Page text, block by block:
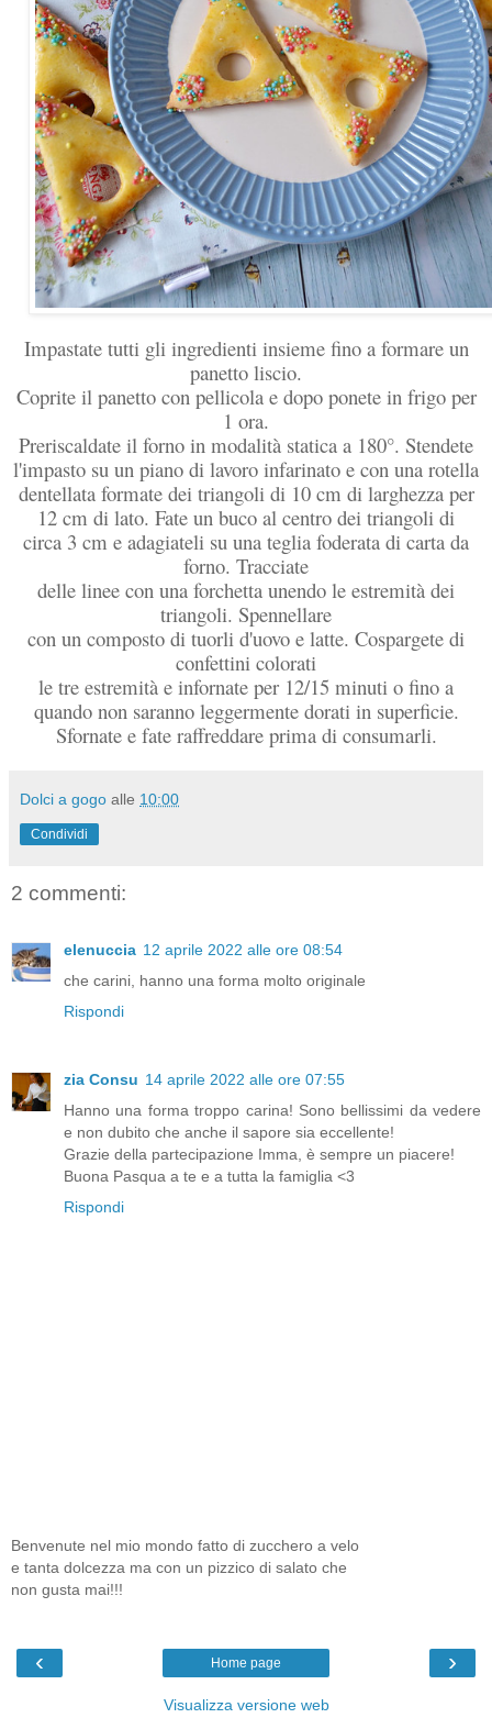
Impastate tutti gli ingredienti insieme fino a formare un
panetto liscio.
Coprite il panetto con pellicola e dopo ponete in frigo per
1 ora.
Preriscaldate il forno in modalità statica a 180°. Stendete
l'impasto su un piano di lavoro infarinato e con una rotella
dentellata formate dei triangoli di 10 cm di larghezza per
12 cm di lato. Fate un buco al centro dei triangoli di
circa 3 cm e adagiateli su una teglia foderata di carta da
forno. Tracciate
delle linee con una forchetta unendo le estremità dei
triangoli. Spennellare
con un composto di tuorli d'uovo e latte. Cospargete di
confettini colorati
le tre estremità e infornate per 12/15 minuti o fino a
quando non saranno leggermente dorati in superficie.
Sfornate e fate raffreddare prima di consumarli.
Dolci a gogo alle 10:00
Condividi
2 commenti:
elenuccia 12 aprile 2022 alle ore 08:54
che carini, hanno una forma molto originale
Rispondi
zia Consu 14 aprile 2022 alle ore 07:55
Hanno una forma troppo carina! Sono bellissimi da vedere
e non dubito che anche il sapore sia eccellente!
Grazie della partecipazione Imma, è sempre un piacere!
Buona Pasqua a te e a tutta la famiglia <3
Rispondi
Benvenute nel mio mondo fatto di zucchero a velo
e tanta dolcezza ma con un pizzico di salato che
non gusta mai!!!
‹ ›
Home page
Visualizza versione web